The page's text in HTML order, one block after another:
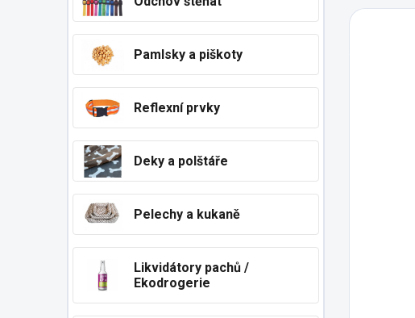
Pamlsky a piškoty
Reflexní prvky
Deky a polštáře
Pelechy a kukaně
Likvidátory pachů /
Ekodrogerie